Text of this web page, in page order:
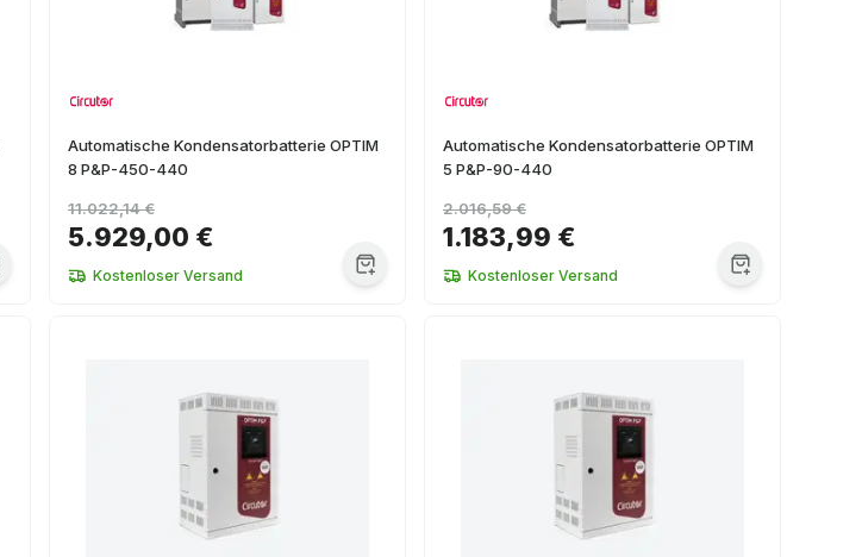
Automatische Kondensatorbatterie OPTIM
8 P&P-450-440
5.929,00 €
11.022,14 €
Kostenloser Versand
Automatische Kondensatorbatterie OPTIM
5 P&P-90-440
1.183,99 €
2.016,59 €
Kostenloser Versand